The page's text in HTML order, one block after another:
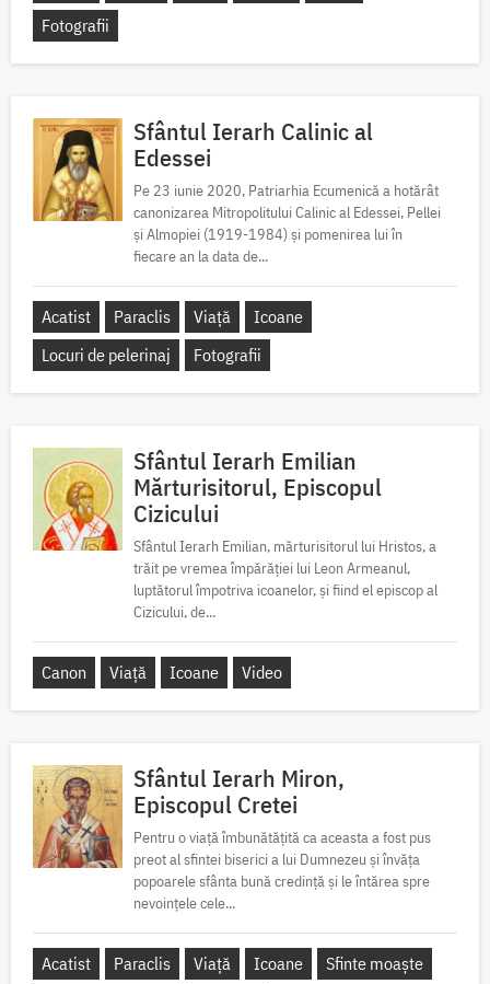
Fotografii
Sfântul Ierarh Calinic al
Edessei
Pe 23 iunie 2020, Patriarhia Ecumenică a hotărât
canonizarea Mitropolitului Calinic al Edessei, Pellei
și Almopiei (1919-1984) și pomenirea lui în
fiecare an la data de...
Acatist Paraclis Viață
Icoane
Locuri de pelerinaj
Fotografii
Sfântul Ierarh Emilian
Mărturisitorul, Episcopul
Cizicului
Sfântul Ierarh Emilian, mărturisitorul lui Hristos, a
trăit pe vremea împărăției lui Leon Armeanul,
luptătorul împotriva icoanelor, și fiind el episcop al
Cizicului, de...
Canon Viață Icoane Video
Sfântul Ierarh Miron,
Episcopul Cretei
Pentru o viață îmbunătățită ca aceasta a fost pus
preot al sfintei biserici a lui Dumnezeu și învăța
popoarele sfânta bună credință și le întărea spre
nevoințele cele...
Acatist Paraclis Viață Icoane
Sfinte moaște